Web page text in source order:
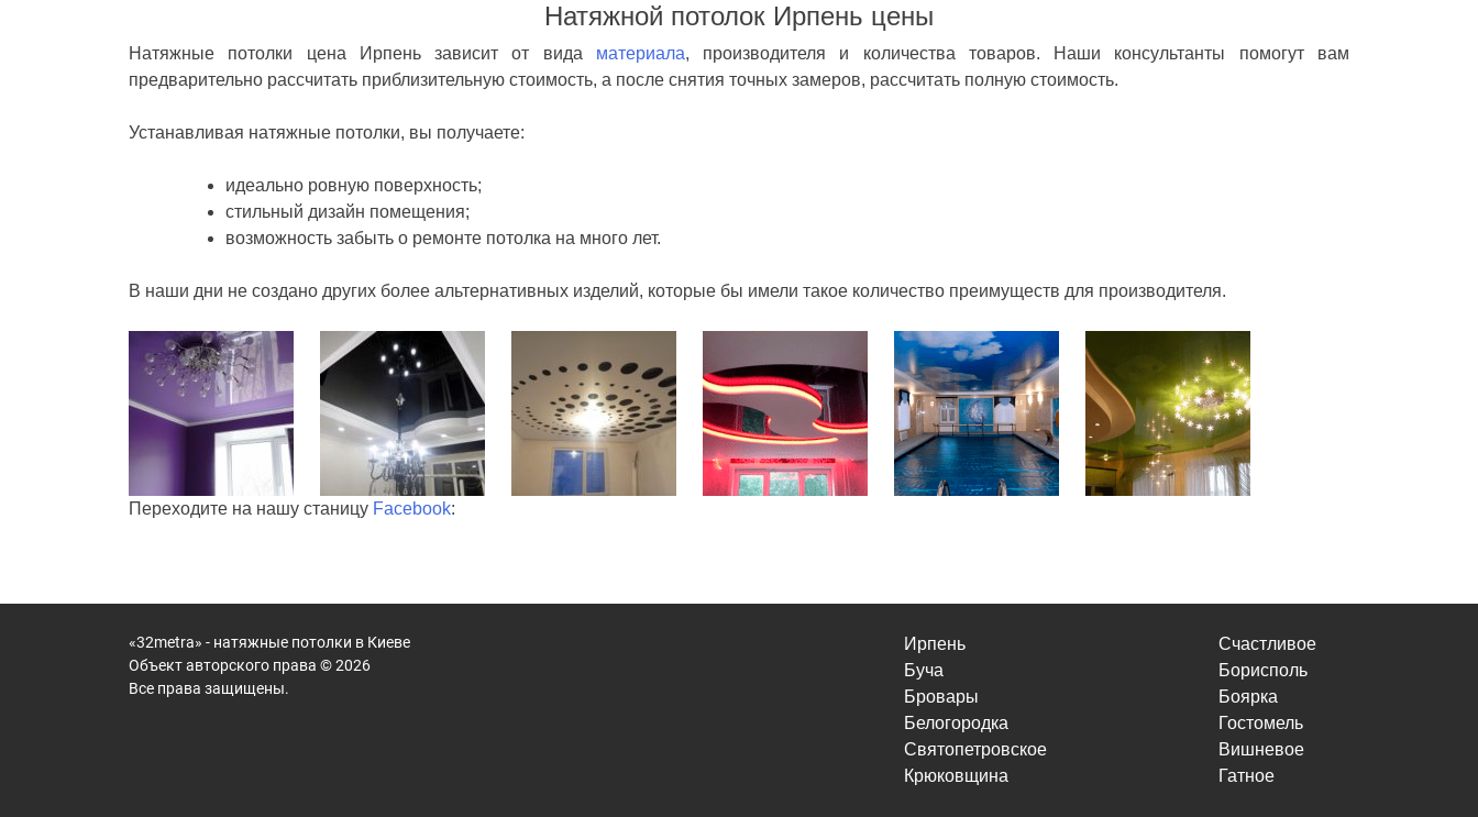
Натяжной потолок Ирпень цены
Натяжные потолки цена Ирпень зависит от вида материала, производителя и количества товаров. Наши консультанты помогут вам
предварительно рассчитать приблизительную стоимость, а после снятия точных замеров, рассчитать полную стоимость.
Устанавливая натяжные потолки, вы получаете:
идеально ровную поверхность;
стильный дизайн помещения;
возможность забыть о ремонте потолка на много лет.
В наши дни не создано других более альтернативных изделий, которые бы имели такое количество преимуществ для производителя.
Переходите на нашу станицу Facebook:
«32metra» - натяжные потолки в Киеве
Объект авторского права © 2026
Все права защищены.
Ирпень
Буча
Бровары
Белогородка
Святопетровское
Крюковщина
Счастливое
Борисполь
Боярка
Гостомель
Вишневое
Гатное